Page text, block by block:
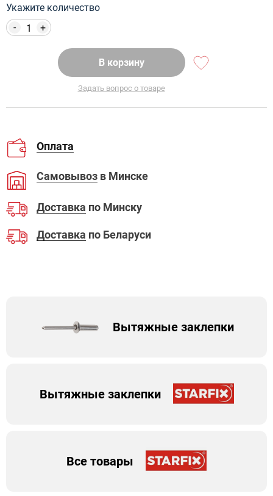
Укажите количество
+
-
В корзину
Задать вопрос о товаре
Оплата
Самовывоз в Минске
Доставка по Минску
Доставка по Беларуси
Вытяжные заклепки
Вытяжные заклепки
Все товары